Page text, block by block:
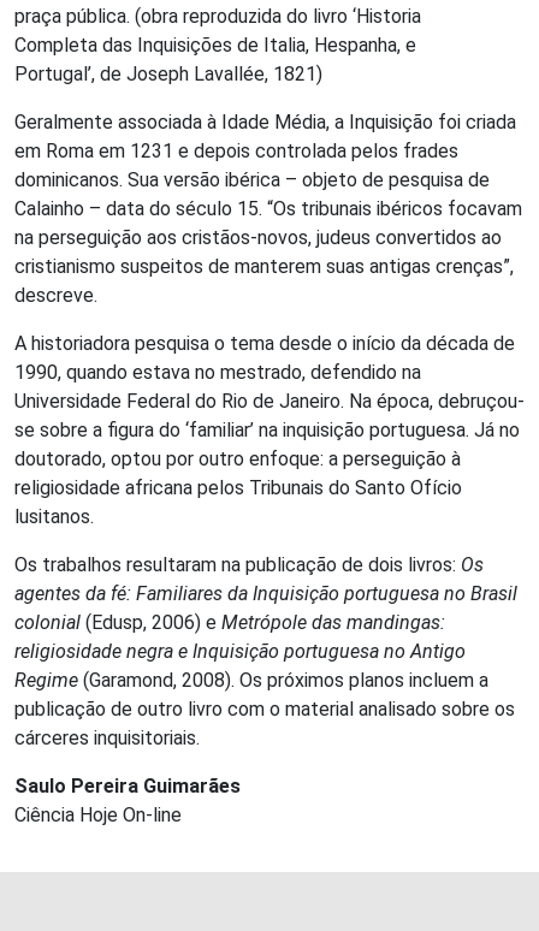
praça pública. (obra reproduzida do livro ‘Historia
Completa das Inquisições de Italia, Hespanha, e
Portugal’, de Joseph Lavallée, 1821)
Geralmente associada à Idade Média, a Inquisição foi criada
em Roma em 1231 e depois controlada pelos frades
dominicanos. Sua versão ibérica – objeto de pesquisa de
Calainho – data do século 15. “Os tribunais ibéricos focavam
na perseguição aos cristãos-novos, judeus convertidos ao
cristianismo suspeitos de manterem suas antigas crenças”,
descreve.
A historiadora pesquisa o tema desde o início da década de
1990, quando estava no mestrado, defendido na
Universidade Federal do Rio de Janeiro. Na época, debruçou-
se sobre a figura do ‘familiar’ na inquisição portuguesa. Já no
doutorado, optou por outro enfoque: a perseguição à
religiosidade africana pelos Tribunais do Santo Ofício
lusitanos.
Os trabalhos resultaram na publicação de dois livros: Os
agentes da fé: Familiares da Inquisição portuguesa no Brasil
colonial (Edusp, 2006) e Metrópole das mandingas:
religiosidade negra e Inquisição portuguesa no Antigo
Regime (Garamond, 2008). Os próximos planos incluem a
publicação de outro livro com o material analisado sobre os
cárceres inquisitoriais.
Saulo Pereira Guimarães
Ciência Hoje On-line